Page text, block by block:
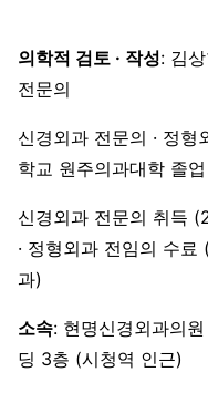
의학적 검토 · 작성: 김
전문의
신경외과 전문의 · 정형
학교 원주의과대학 졸업
신경외과 전문의 취득
· 정형외과 전임의 수
과)
소속: 현명신경외과의
딩 3층 (시청역 인근)